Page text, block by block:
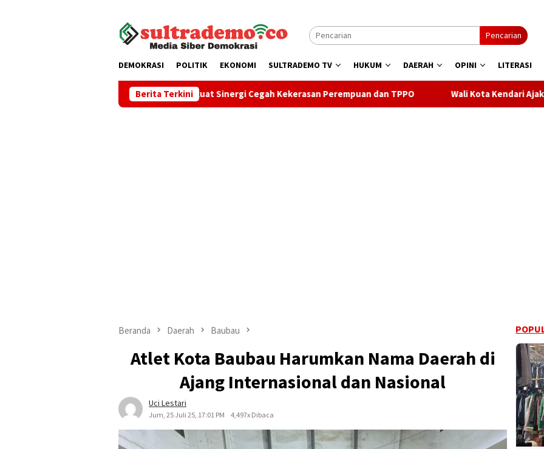
Pencarian
DEMOKRASI POLITIK EKONOMI SULTRADEMO TV HUKUM DAERAH OPINI LITERASI
Berita Terkini
Pemkot Kendari Perkuat Sinergi Cegah Kekerasan Perempuan dan TPPO Wali Kota Kendari Ajak Warga
Beranda Daerah Baubau
Atlet Kota Baubau Harumkan Nama Daerah di
Ajang Internasional dan Nasional
Uci Lestari
Jum, 25 Juli 25, 17:01 PM 4,497x Dibaca